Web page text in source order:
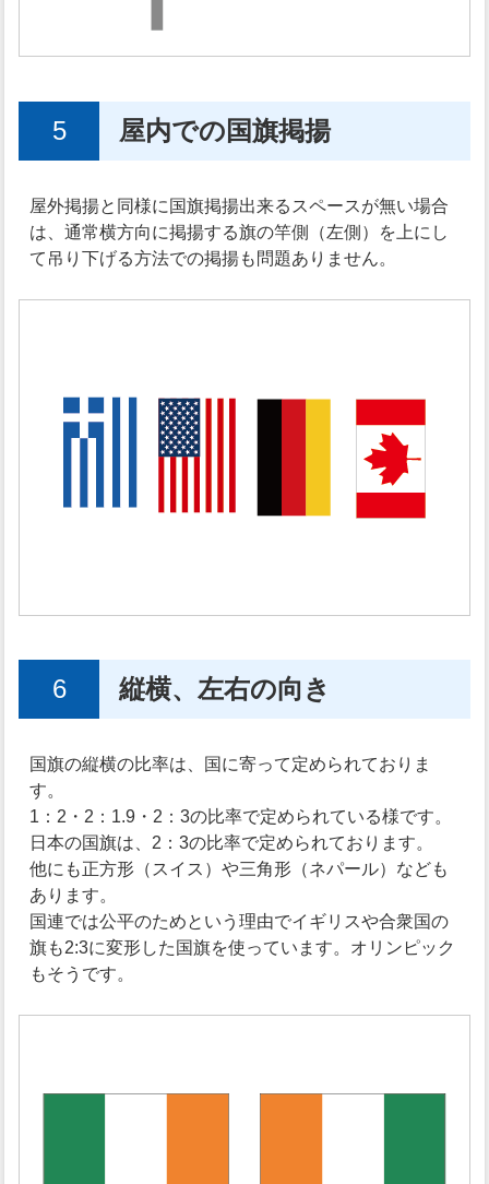
5 屋内での国旗掲揚
屋外掲揚と同様に国旗掲揚出来るスペースが無い場合
は、通常横方向に掲揚する旗の竿側（左側）を上にし
て吊り下げる方法での掲揚も問題ありません。
6 縦横、左右の向き
国旗の縦横の比率は、国に寄って定められておりま
す。
1：2・2：1.9・2：3の比率で定められている様です。
日本の国旗は、2：3の比率で定められております。
他にも正方形（スイス）や三角形（ネパール）なども
あります。
国連では公平のためという理由でイギリスや合衆国の
旗も2:3に変形した国旗を使っています。オリンピック
もそうです。